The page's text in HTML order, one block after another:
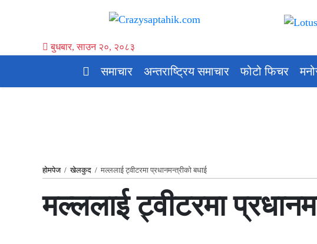
बुधबार, साउन २०, २०८३
समाचार अन्तराष्ट्रिय समाचार फोटो फिचर
होमपेज/खेलकुद / मल्ललाई ट्वीटरमा प्रधानमन्त्रीको बधाई
मल्ललाई ट्वीटरमा